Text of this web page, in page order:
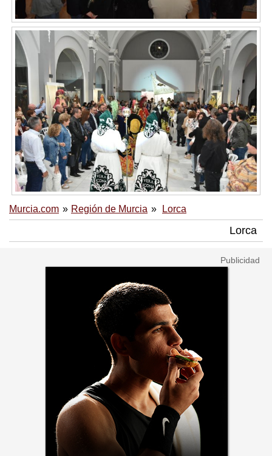
Murcia.com Región de Murcia Lorca
Lorca